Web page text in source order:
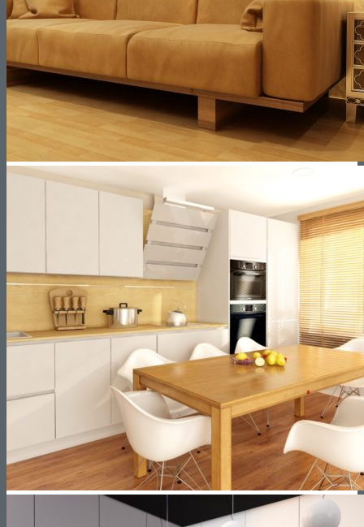
¿Cuánto cuesta Reformar un Baño?
¿Cuánto cuesta reformar una cocina?
Interiorismo
Contacto